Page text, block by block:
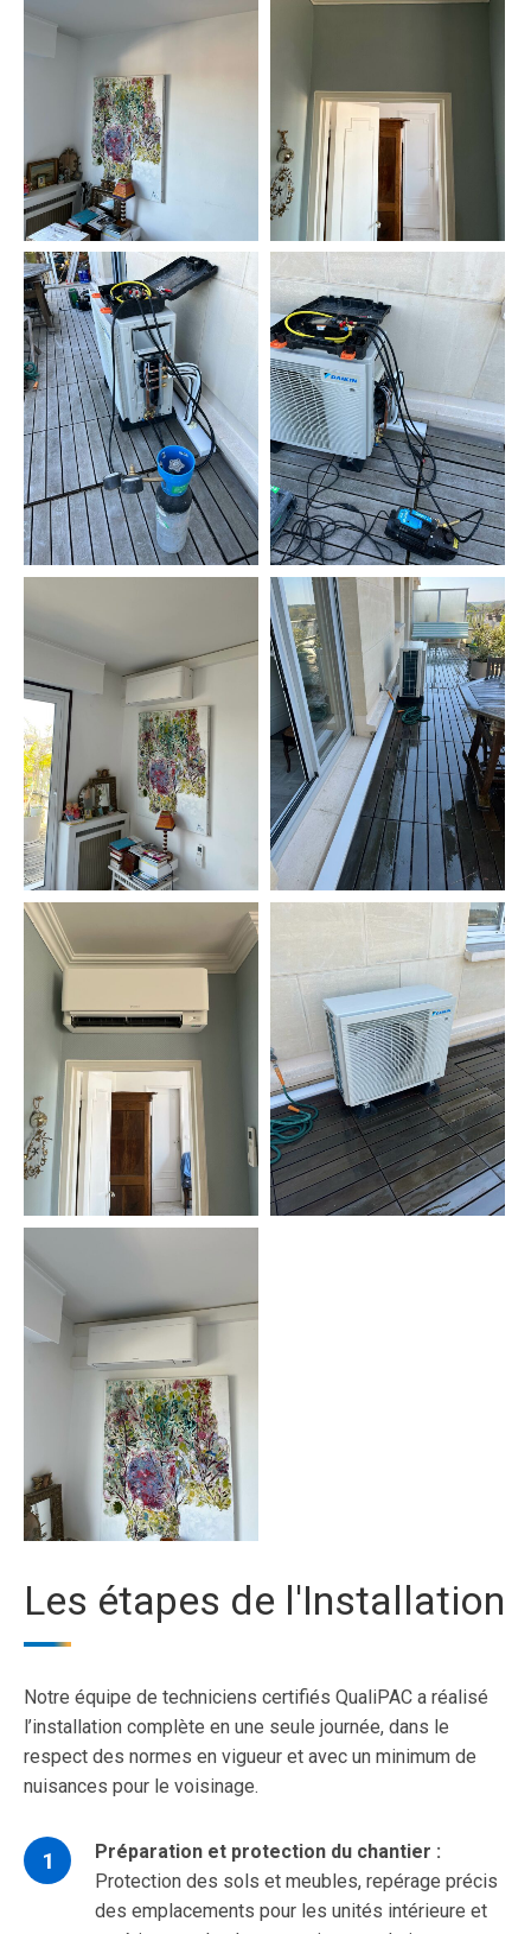
Les étapes de l'Installation
Notre équipe de techniciens certifiés QualiPAC a réalisé
l’installation complète en une seule journée, dans le
respect des normes en vigueur et avec un minimum de
nuisances pour le voisinage.
Préparation et protection du chantier :
Protection des sols et meubles, repérage précis
des emplacements pour les unités intérieure et